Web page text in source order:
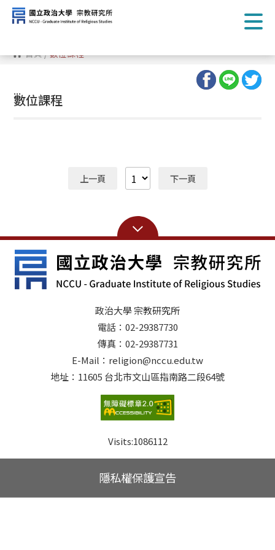
跳
到
主
容 首頁/數位課程
:::
數位課程
上一頁 下一頁
政治大學 宗教研究所
電話：02-29387730
傳真：02-29387731
E-Mail：religion@nccu.edu.tw
地址：11605 台北市文山區指南路二段64號
Visits:1086112
隱私權保護宣告